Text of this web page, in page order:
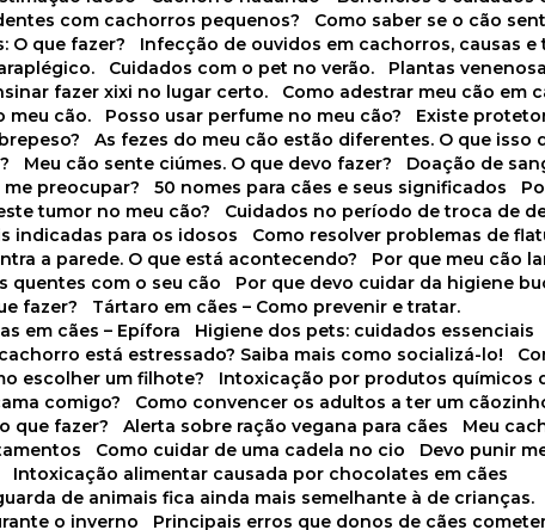
com cachorros pequenos?
Como saber se o cão
O que fazer?
Infecção de ouvidos em cachorros, causas
Cuidados com o pet no verão.
Plantas
fazer xixi no lugar certo.
Como adestrar meu cão em
meu cão.
Posso usar perfume no meu cão?
Existe
As fezes do meu cão estão diferentes. O que isso
Meu cão sente ciúmes. O que devo fazer?
Doação de
me preocupar?
50 nomes para cães e seus significados
tumor no meu cão?
Cuidados no período de troca de
indicadas para os idosos
Como resolver problemas de
a parede. O que está acontecendo?
Por que meu cão
quentes com o seu cão
Por que devo cuidar da higiene
fazer?
Tártaro em cães – Como prevenir e tratar.
em cães – Epífora
Higiene dos pets: cuidados essenciais
cachorro está estressado? Saiba mais como socializá-lo!
escolher um filhote?
Intoxicação por produtos químicos
comigo?
Como convencer os adultos a ter um
que fazer?
Alerta sobre ração vegana para cães
Meu
Como cuidar de uma cadela no cio
Devo punir
Intoxicação alimentar causada por chocolates em cães
de animais fica ainda mais semelhante à de crianças.
o inverno
Principais erros que donos de cães